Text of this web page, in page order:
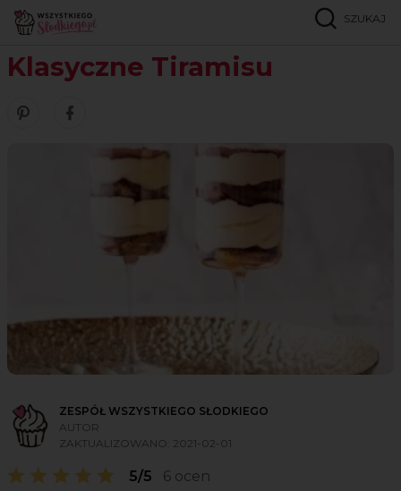
SZUKAJ
Strona główna Klasyczne Tiramisu
Klasyczne Tiramisu
Zobacz nasze piny w serwisie Pinterest
Udostępnij ten przepis w serwisie Facebook
ZESPÓŁ WSZYSTKIEGO SŁODKIEGO
AUTOR
ZAKTUALIZOWANO: 2021-02-01
5/5 6 ocen